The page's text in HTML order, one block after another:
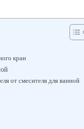
кран
от смесителя для ванной